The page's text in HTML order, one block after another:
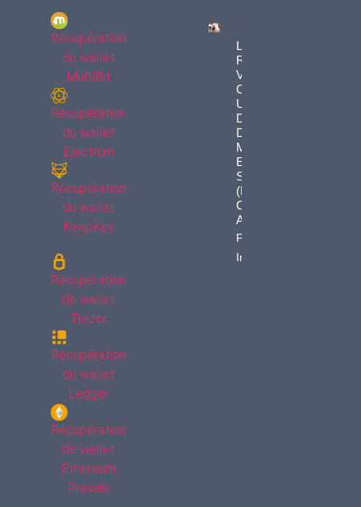
Récupération
du wallet
MultiBit
Récupération
du wallet
Electrum
Récupération
du wallet
KeepKey
Récupération
de wallet
Trezor
Récupération
du wallet
Ledger
Récupération
de wallet
Ethereum
Presale
Le « Bit
Rot » :
Vos
Clés
USB Et
Disques
Durs
Meurent
En
Silence
(et Vos
Cryptos
Avec)
Property
Info